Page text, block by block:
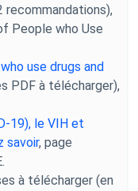
recommandations),
People who Use
use drugs and
PDF à télécharger),
19), le VIH et
savoir, page
à télécharger (en